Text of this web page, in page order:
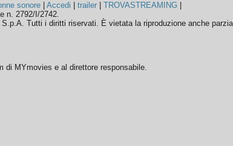
sonore |Accedi |trailer |TROVASTREAMING
n. 2792/I/2742.
Tutti i diritti riservati. È vietata la riproduzione anche
di MYmovies e al direttore responsabile.